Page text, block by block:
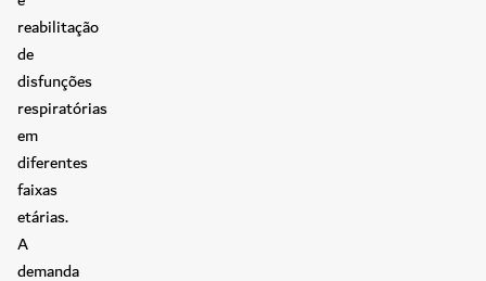
reabilitação
de
disfunções
respiratórias
em
diferentes
faixas
etárias.
A
demanda